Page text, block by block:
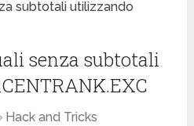
subtotali utilizzando
senza subtotali
Hack and Tricks